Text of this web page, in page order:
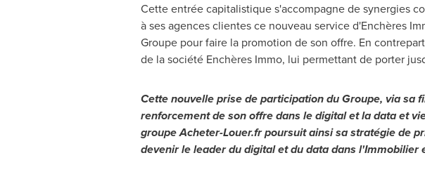
Cette entrée capitalistique s'accompagne de synergies
à ses agences clientes ce nouveau service d'Enchères
Groupe pour faire la promotion de son offre. En
de la société Enchères Immo, lui permettant de porter
Cette nouvelle prise de participation du Groupe, via sa
renforcement de son offre dans le digital et la data et
groupe Acheter-Louer.fr poursuit ainsi sa stratégie de
devenir le leader du digital et du data dans l'Immobilier